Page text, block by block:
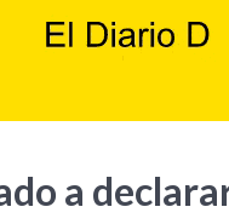
a